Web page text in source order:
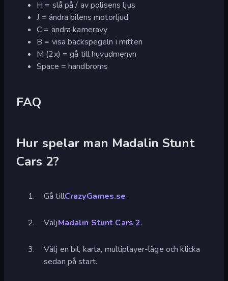
H = slå på / av polisens ljus
J = ändra bilens motorljud
C = ändra kameravy
B = visa backspegeln i mitten
M (2x) = gå till huvudmenyn
Space = handbroms
FAQ
Hur spelar man Madalin Stunt
Cars 2?
Gå tillCrazyGames.se.
VäljMadalin Stunt Cars 2.
Välj en bil, karta, multiplayer-läge och klicka
sedan på start.